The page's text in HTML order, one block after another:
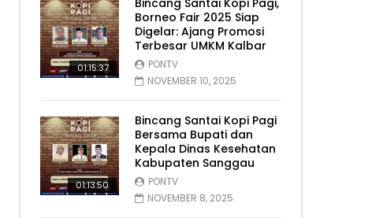
01:15:37
Bincang Santai Kopi Pagi,
Borneo Fair 2025 Siap
Digelar: Ajang Promosi
Terbesar UMKM Kalbar
PONTV
NOVEMBER 10, 2025
01:13:50
Bincang Santai Kopi Pagi
Bersama Bupati dan
Kepala Dinas Kesehatan
Kabupaten Sanggau
PONTV
NOVEMBER 8, 2025